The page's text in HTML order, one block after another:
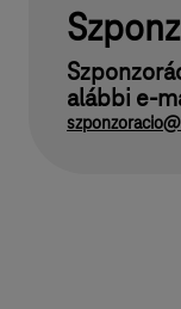
alábbi e-